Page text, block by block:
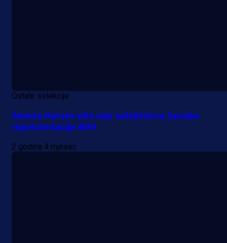
Ostale selekcije
Samira Hurem više nije selektorica ženske
reprezentacije BiH!
2 godina 4 mjesec